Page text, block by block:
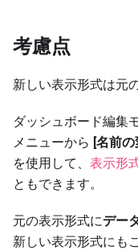
考慮点
新しい表示形式は元
ダッシュボード編集
メニューから [名前の
を使用して、 表示形
ともできます。
元の表示形式にデー
新しい表示形式にも